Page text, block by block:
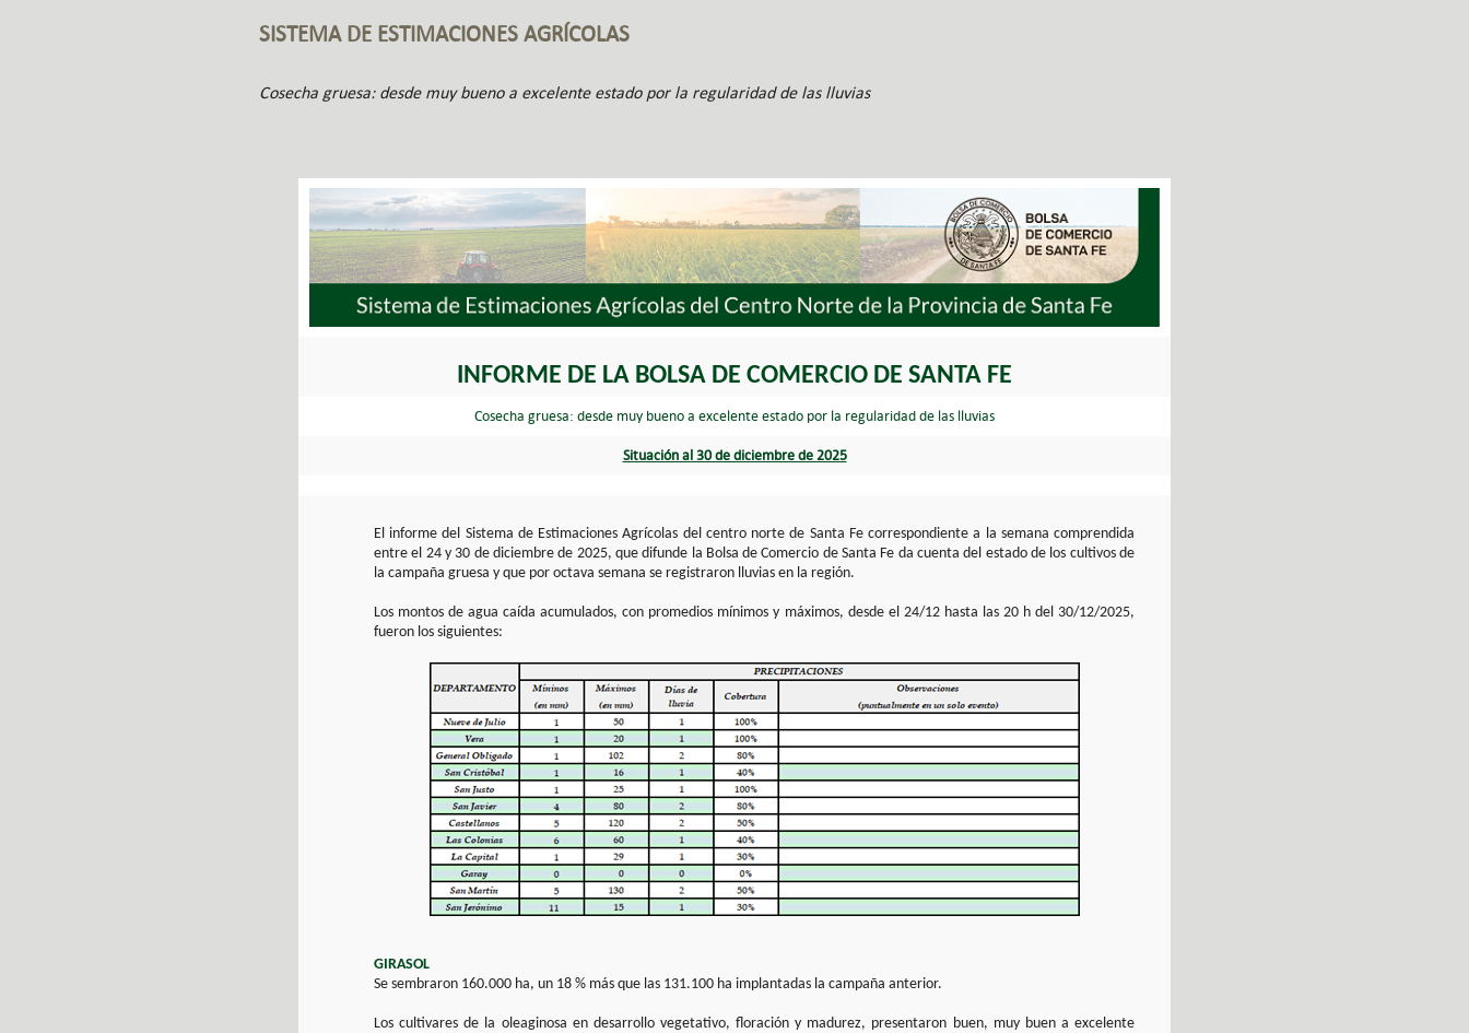
SISTEMA DE ESTIMACIONES AGRÍCOLAS
Cosecha gruesa: desde muy bueno a excelente estado por la regularidad de las lluvias
INFORME DE LA BOLSA DE COMERCIO DE SANTA FE
Cosecha gruesa: desde muy bueno a excelente estado por la regularidad de las lluvias
Situación al 30 de diciembre de 2025
El informe del Sistema de Estimaciones Agrícolas del centro norte de Santa Fe correspondiente a la semana comprendida
entre el 24 y 30 de diciembre de 2025, que difunde la Bolsa de Comercio de Santa Fe da cuenta del estado de los cultivos de
la campaña gruesa y que por octava semana se registraron lluvias en la región.
Los montos de agua caída acumulados, con promedios mínimos y máximos, desde el 24/12 hasta las 20 h del 30/12/2025,
fueron los siguientes:
GIRASOL
Se sembraron 160.000 ha, un 18 % más que las 131.100 ha implantadas la campaña anterior.
Los cultivares de la oleaginosa en desarrollo vegetativo, floración y madurez, presentaron buen, muy buen a excelente